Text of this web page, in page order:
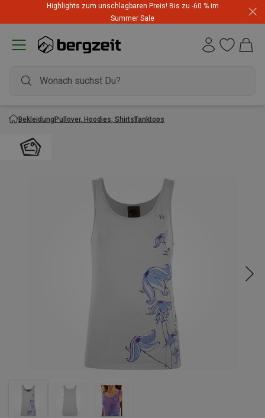
Highlights zum unschlagbaren Preis! Bis zu -60 % im
Summer Sale
BekleidungPullover, Hoodies, ShirtsTanktops